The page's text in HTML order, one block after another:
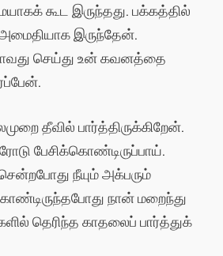
கூட இருந்தது. பக்கத்தில்
இருந்தேன்.
செய்து உன் கவனத்தை
தீவில் பார்த்திருக்கிறேன்.
பேசிக்கொண்டிருப்பாய்.
நீயும் அக்பரும்
நான் மறைந்து
தெரிந்த காதலைப் பார்த்துக்